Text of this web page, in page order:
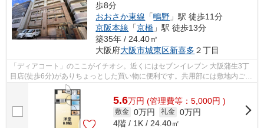
歩8分
おおさか東線 「鴫野 」駅 徒歩11分
京阪本線 「京橋 」駅 徒歩13分
築35年 / 24.40㎡
大阪府大阪市城東区新喜多 ２丁目
「ディアコート」のここがイチオシ。近くにはセブンイレブン 大阪蒲生3丁
目店(徒歩6分)がありちょっとした買い物に便利です。共用部には敷地内ごみ
置き場・エレベータなどが揃っており...
5.6万円 (管理費等：5,000円 )
敷金 0万円 礼金 0万円
4階 / 1K / 24.40㎡